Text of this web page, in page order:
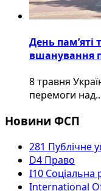
День пам’яті
вшанування
8 травня
перемоги
Новини ФСП
281 Публічне
D4 Право
I10 Соціальна
International